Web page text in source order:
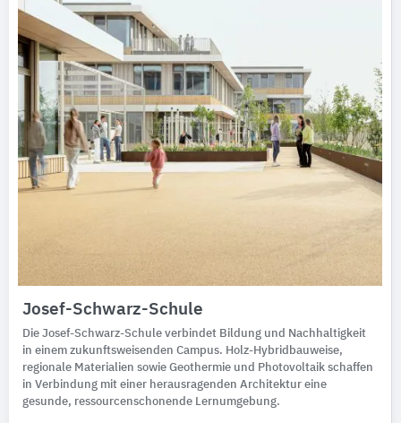
Josef-Schwarz-Schule
Die Josef-Schwarz-Schule verbindet Bildung und Nachhaltigkeit
in einem zukunftsweisenden Campus. Holz-Hybridbauweise,
regionale Materialien sowie Geothermie und Photovoltaik schaffen
in Verbindung mit einer herausragenden Architektur eine
gesunde, ressourcenschonende Lernumgebung.